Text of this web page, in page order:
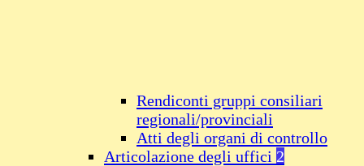
Rendiconti gruppi consiliari
regionali/provinciali
Atti degli organi di controllo
Articolazione degli uffici 2